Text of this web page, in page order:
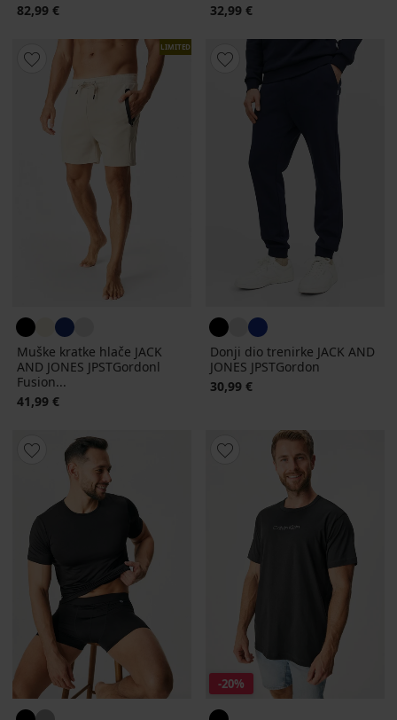
82,99 €
32,99 €
LIMITED
Muške kratke hlače JACK
AND JONES JPSTGordonl
Fusion...
41,99 €
Donji dio trenirke JACK AND
JONES JPSTGordon
30,99 €
-20%